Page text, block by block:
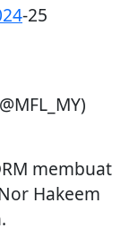
-25
membuat
Hakeem